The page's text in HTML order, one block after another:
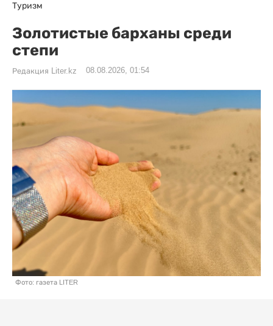
Туризм
Золотистые барханы среди
степи
Редакция Liter.kz 08.08.2026, 01:54
Фото: газета LITER